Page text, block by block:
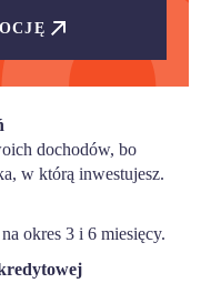
dochodów, bo
w którą inwestujesz.
okres 3 i 6 miesięcy.